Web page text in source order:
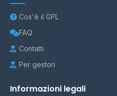
Cos'è il GPL
FAQ
Contatti
Per gestori
Informazioni legali